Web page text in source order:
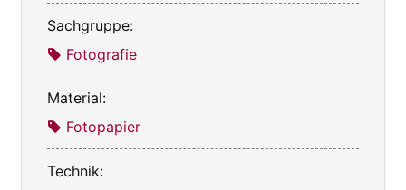
Sachgruppe:
Fotografie
Material:
Fotopapier
Technik: